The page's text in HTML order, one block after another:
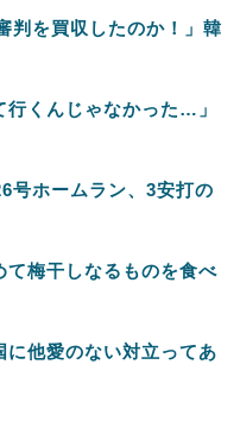
判を買収したのか！」韓
行くんじゃなかった…」
号ホームラン、3安打の
て梅干しなるものを食べ
に他愛のない対立ってあ